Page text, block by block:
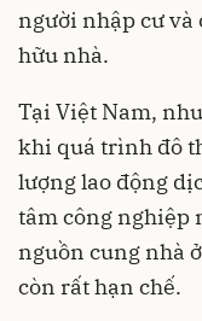
người nhập cư và
hữu nhà.
Tại Việt Nam,
khi quá trình đô
lượng lao động
tâm công nghiệp
nguồn cung nhà
còn rất hạn chế.